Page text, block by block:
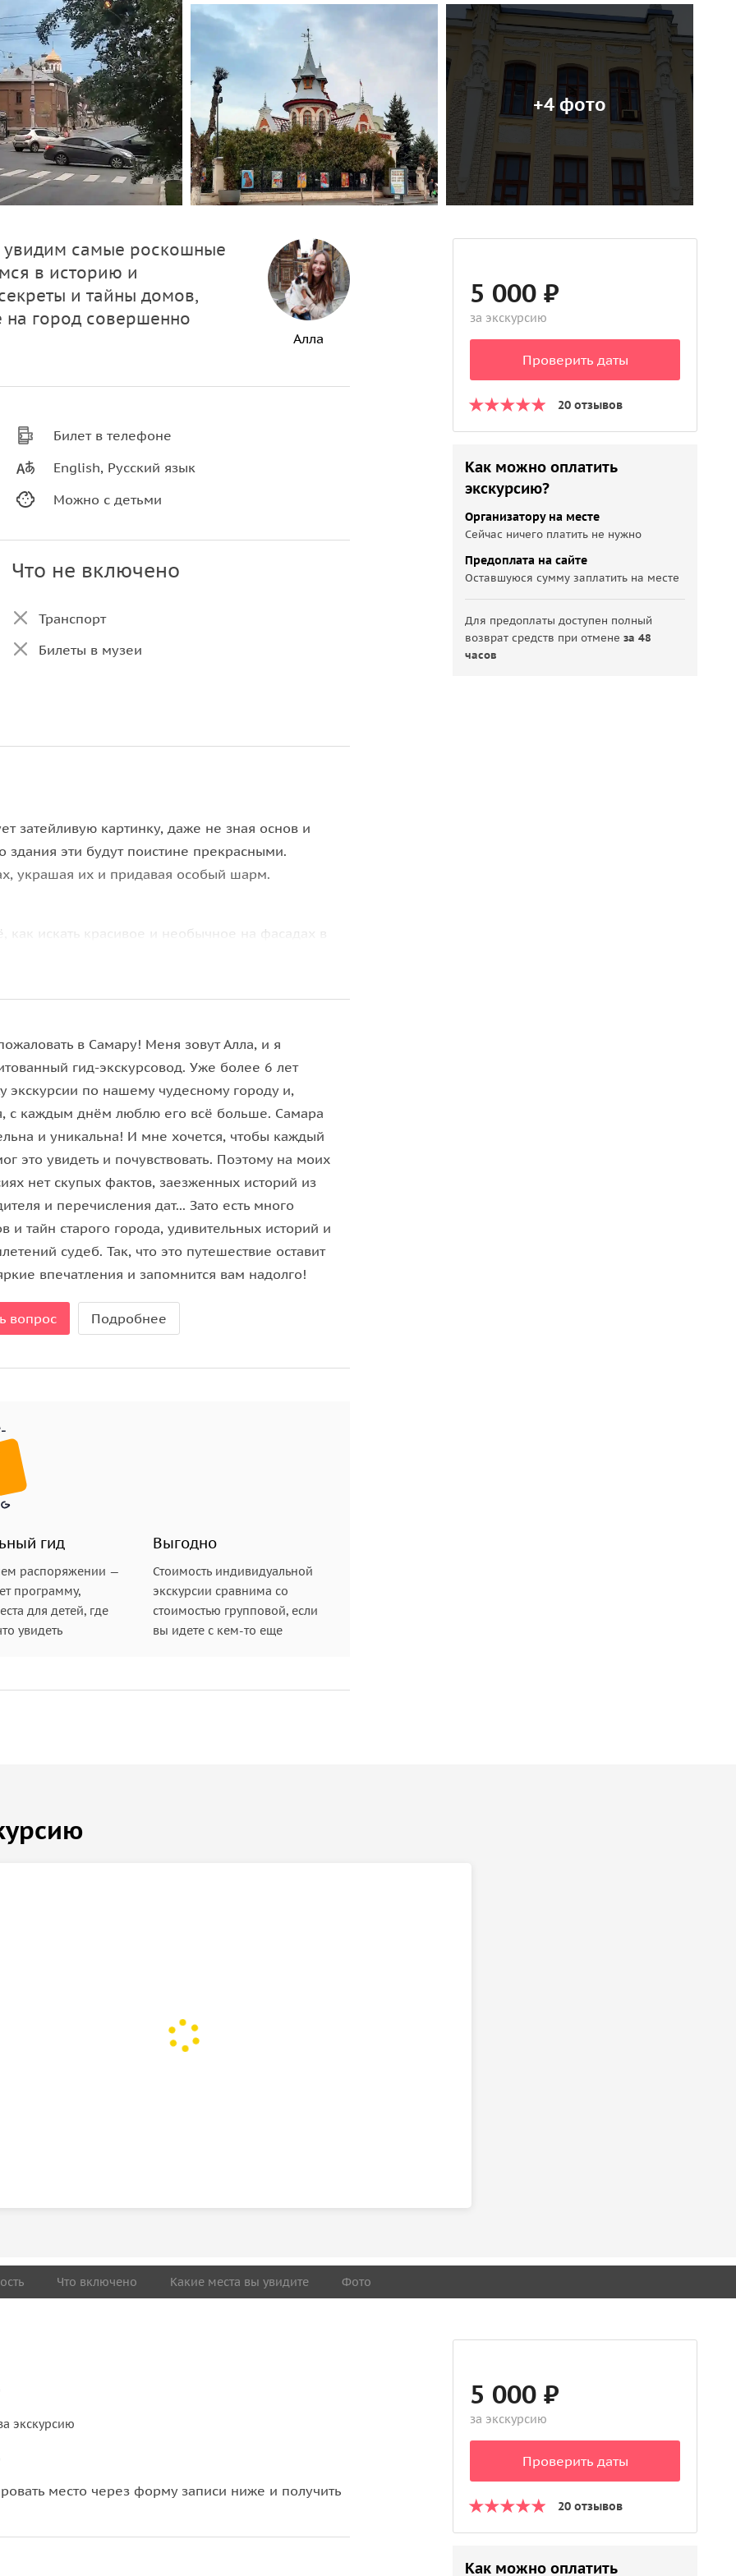
+4 фото
увидим самые роскошные
в историю и
и тайны домов,
на город совершенно
Алла
Билет в телефоне
English, Русский язык
Можно с детьми
Что не включено
Транспорт
Билеты в музеи
затейливую картинку, даже не зная основ и
здания эти будут поистине прекрасными.
украшая их и придавая особый шарм.
как искать красивое и необычное на фасадах в
на фасад (или не совсем жен)
фасаде
особнячок
остатки былой роскоши
сердцах которым ни архитектура, ни
и много о чем еще…
одно из красивейших зданий Самары —
стиля.
в Самару! Меня зовут Алла, и я
гид-экскурсовод. Уже более 6 лет
экскурсии по нашему чудесному городу и,
с каждым днём люблю его всё больше. Самара
и уникальна! И мне хочется, чтобы каждый
это увидеть и почувствовать. Поэтому на моих
нет скупых фактов, заезженных историй из
и перечисления дат... Зато есть много
и тайн старого города, удивительных историй и
судеб. Так, что это путешествие оставит
впечатления и запомнится вам надолго!
вопрос Подробнее
гид
распоряжении —
программу,
для детей, где
увидеть
Выгодно
Стоимость индивидуальной
экскурсии сравнима со
стоимостью групповой, если
вы идете с кем-то еще
5 000 ₽
за экскурсию
Проверить даты
20 отзывов
Как можно оплатить
экскурсию?
Организатору на месте
Сейчас ничего платить не нужно
Предоплата на сайте
Оставшуюся сумму заплатить на месте
Для предоплаты доступен полный
возврат средств при отменеза 48
часов
Что включено Какие места вы увидите Фото
экскурсию
место через форму записи ниже и получить
5 000 ₽
за экскурсию
Проверить даты
20 отзывов
Как можно оплатить